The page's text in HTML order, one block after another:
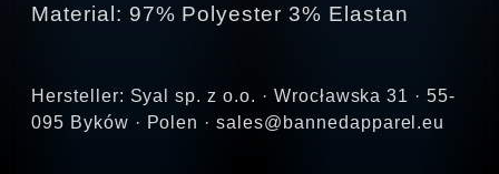
Material: 97% Polyester 3% Elastan
Hersteller: Syal sp. z o.o. · Wrocławska 31 · 55-
095 Byków · Polen · sales@bannedapparel.eu